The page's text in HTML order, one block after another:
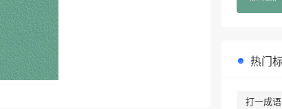
热门
打一成语